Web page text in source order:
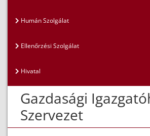
Humán Szolgálat
Ellenőrzési Szolgálat
Hivatal
Gazdasági
Szervezet